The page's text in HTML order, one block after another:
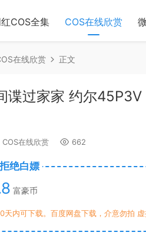
COS全集 COS在线欣赏
在线欣赏 正文
谍过家家 约尔
COS在线欣赏 662
绝白嫖
富豪币
天内可下载。百度网盘下载，介意勿拍